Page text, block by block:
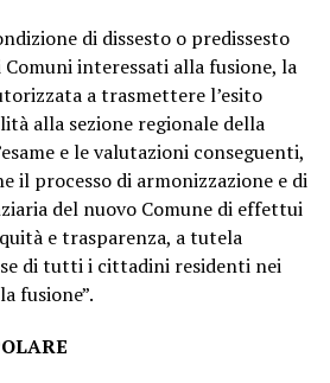
di dissesto o predissesto
interessati alla fusione, la
a trasmettere l’esito
alla sezione regionale della
e le valutazioni conseguenti,
il processo di armonizzazione e di
del nuovo Comune di effettui
e trasparenza, a tutela
di tutti i cittadini residenti nei
fusione”.